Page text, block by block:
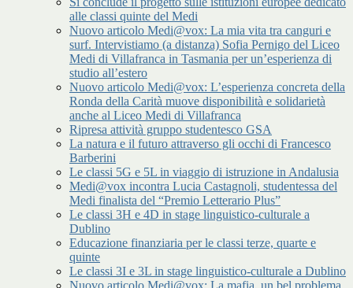
alle classi quinte del Medi
Nuovo articolo Medi@vox: La mia vita tra canguri e
surf. Intervistiamo (a distanza) Sofia Pernigo del Liceo
Medi di Villafranca in Tasmania per un’esperienza di
studio all’estero
Nuovo articolo Medi@vox: L’esperienza concreta della
Ronda della Carità muove disponibilità e solidarietà
anche al Liceo Medi di Villafranca
Ripresa attività gruppo studentesco GSA
La natura e il futuro attraverso gli occhi di Francesco
Barberini
Le classi 5G e 5L in viaggio di istruzione in Andalusia
Medi@vox incontra Lucia Castagnoli, studentessa del
Medi finalista del “Premio Letterario Plus”
Le classi 3H e 4D in stage linguistico-culturale a
Dublino
Educazione finanziaria per le classi terze, quarte e
quinte
Le classi 3I e 3L in stage linguistico-culturale a Dublino